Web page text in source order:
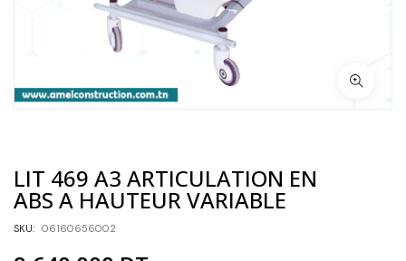
LIT 469 A3 ARTICULATION EN
ABS A HAUTEUR VARIABLE
SKU: 06160656002